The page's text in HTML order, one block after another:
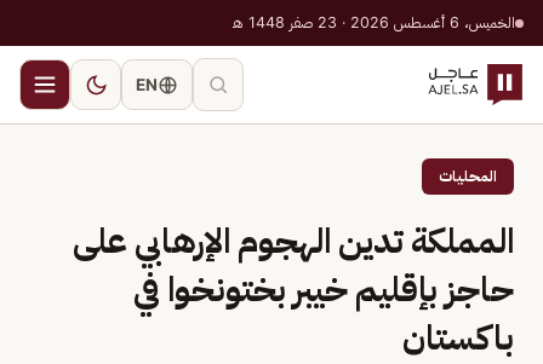
الخميس، 6 أغسطس 2026 · 23 صفر 1448 هـ
EN
المحليات
المملكة تدين الهجوم الإرهابي على
حاجز بإقليم خيبر بختونخوا في
باكستان